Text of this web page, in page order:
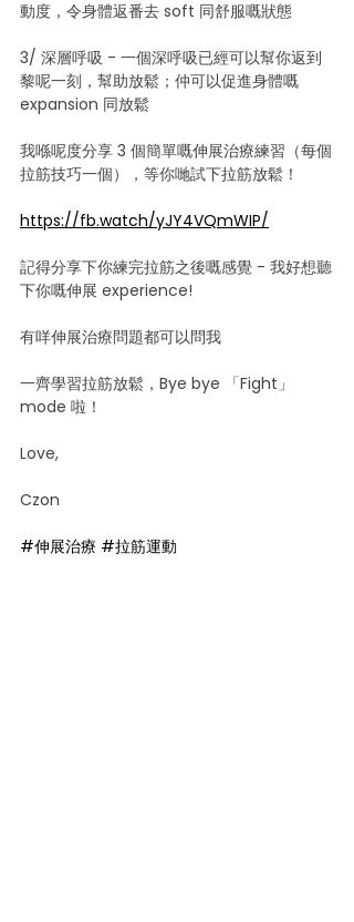
動度，令身體返番去 soft 同舒服嘅狀態
3/ 深層呼吸 - 一個深呼吸已經可以幫你返到
黎呢一刻，幫助放鬆；仲可以促進身體嘅
expansion 同放鬆
我喺呢度分享 3 個簡單嘅伸展治療練習（每個
拉筋技巧一個），等你哋試下拉筋放鬆！
https://fb.watch/yJY4VQmWIP/
記得分享下你練完拉筋之後嘅感覺 - 我好想聽
下你嘅伸展 experience!
有咩伸展治療問題都可以問我
一齊學習拉筋放鬆，Bye bye 「Fight」
mode 啦！
Love,
Czon
#伸展治療 #拉筋運動